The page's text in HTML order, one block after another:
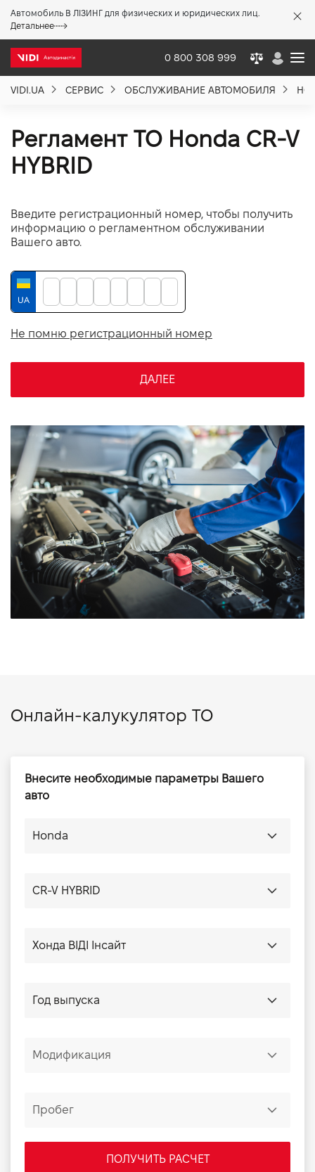
Автомобиль В ЛІЗИНГ для физических и юридических лиц.
Детальнее
0 800 308 999
VIDI.UA СЕРВИС ОБСЛУЖИВАНИЕ АВТОМОБИЛЯ
Регламент ТО Honda CR-V
HYBRID
Введите регистрационный номер, чтобы получить
информацию о регламентном обслуживании
Вашего авто.
Не помню регистрационный номер
ДАЛЕЕ
Онлайн-калукулятор ТО
Внесите необходимые параметры Вашего
авто
ПОЛУЧИТЬ РАСЧЕТ
Акции %
Политика качества
Вакансии
VIDI Карьера
акціями, послугами та новинками